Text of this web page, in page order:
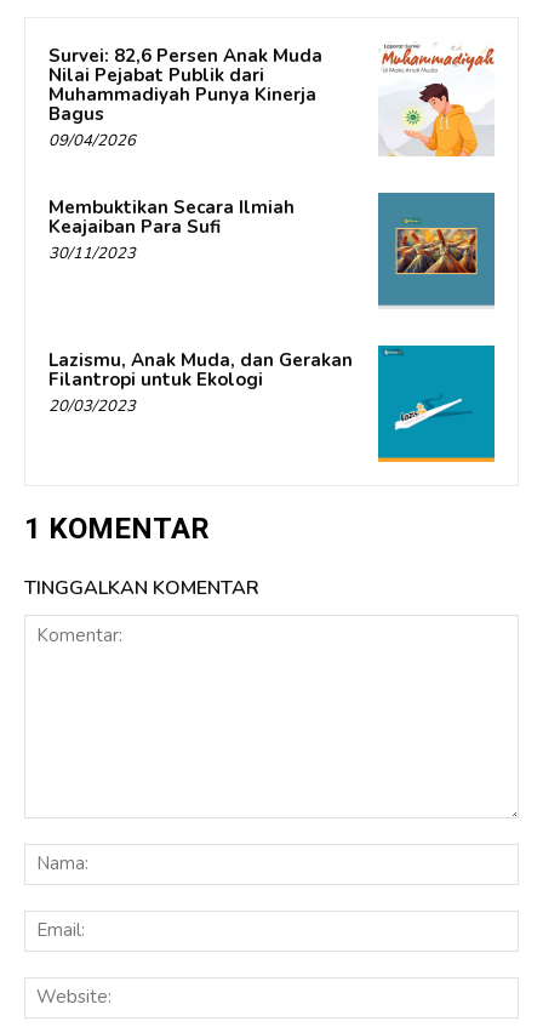
Survei: 82,6 Persen Anak Muda
Nilai Pejabat Publik dari
Muhammadiyah Punya Kinerja
Bagus
09/04/2026
Membuktikan Secara Ilmiah
Keajaiban Para Sufi
30/11/2023
Lazismu, Anak Muda, dan Gerakan
Filantropi untuk Ekologi
20/03/2023
1 KOMENTAR
TINGGALKAN KOMENTAR